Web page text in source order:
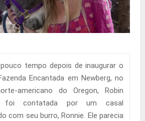
tempo depois de inaugurar o
Encantada em Newberg, no
americano do Oregon, Robin
foi contatada por um casal
com seu burro, Ronnie. Ele parecia